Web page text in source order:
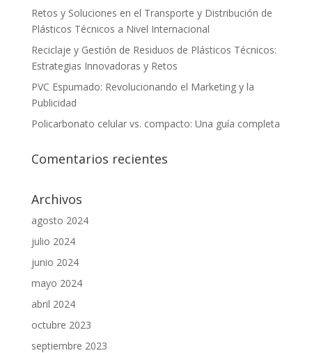
Retos y Soluciones en el Transporte y Distribución de
Plásticos Técnicos a Nivel Internacional
Reciclaje y Gestión de Residuos de Plásticos Técnicos:
Estrategias Innovadoras y Retos
PVC Espumado: Revolucionando el Marketing y la
Publicidad
Policarbonato celular vs. compacto: Una guía completa
Comentarios recientes
Archivos
agosto 2024
julio 2024
junio 2024
mayo 2024
abril 2024
octubre 2023
septiembre 2023